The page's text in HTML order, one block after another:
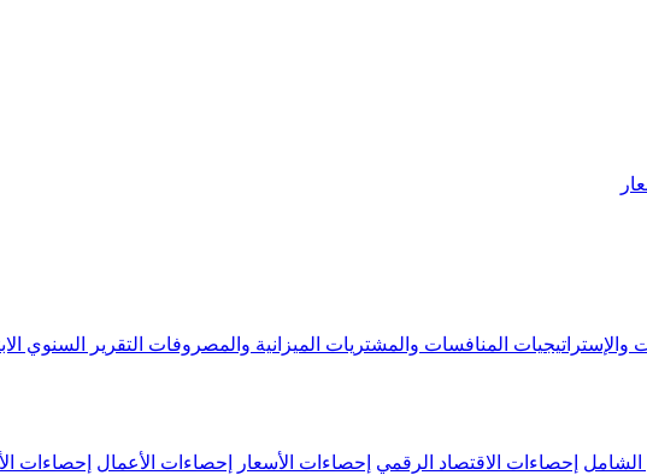
والإستراتيجيات المنافسات والمشتريات الميزانية والمصروفات التقرير السنوي
الشامل إحصاءات الاقتصاد الرقمي إحصاءات الأسعار إحصاءات الأعمال إحصاءات